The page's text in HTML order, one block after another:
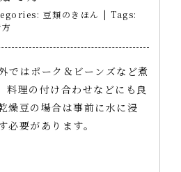
豆類のきほん | Tags:
ではポーク＆ビーンズなど煮
料理の付け合わせなどにも良
燥豆の場合は事前に水に浸
必要があります。